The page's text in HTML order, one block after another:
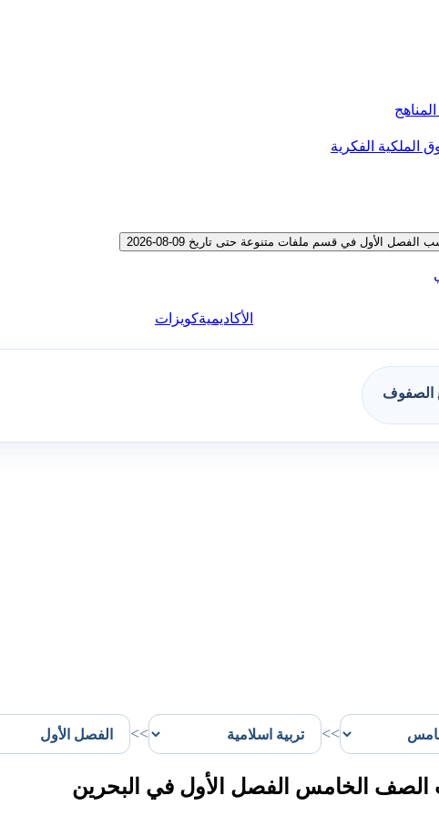
الملكية الفكرية
الأول في قسم ملفات متنوعة حتى تاريخ 09-08-2026
الأكاديميةكويزات
الصفوف
>>
>>
الصف الخامس الفصل الأول في البحرين